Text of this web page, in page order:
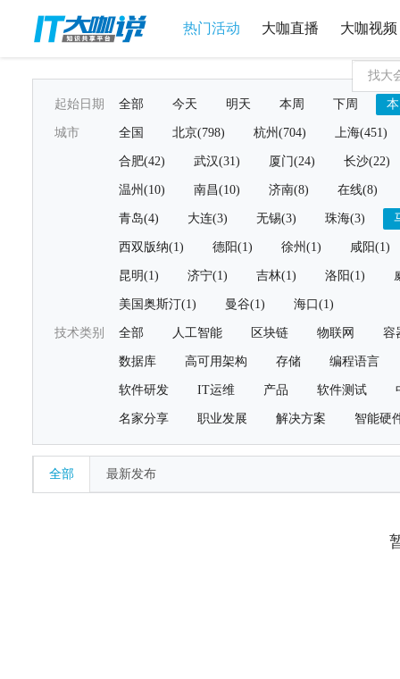
热门活动 大咖直播 大咖视频
起始日期 全部 今天 明天 本周 下周
城市 全国 北京(798) 杭州(704) 上海(451)
合肥(42) 武汉(31) 厦门(24) 长沙(22)
温州(10) 南昌(10) 济南(8) 在线(8)
青岛(4) 大连(3) 无锡(3) 珠海(3)
西双版纳(1) 德阳(1) 徐州(1) 咸阳(1)
昆明(1) 济宁(1) 吉林(1) 洛阳(1)
美国奥斯汀(1) 曼谷(1) 海口(1)
技术类别 全部 人工智能 区块链 物联网 容
数据库 高可用架构 存储 编程语言
软件研发 IT运维 产品 软件测试
名家分享 职业发展 解决方案 智能硬
全部 最新发布